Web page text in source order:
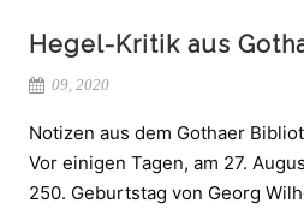
Hegel-Kritik aus
09, 2020
Notizen aus dem Gothaer
Vor einigen Tagen, am 27.
250. Geburtstag von Georg